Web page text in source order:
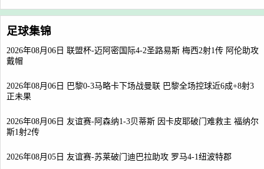
足球集锦
2026年08月06日 联盟杯-迈阿密国际4-2圣路易斯 梅西2射1传 阿伦助攻
戴帽
2026年08月06日 巴黎0-3马略卡下场战曼联 巴黎全场控球近6成+8射3
正未果
2026年08月06日 友谊赛-阿森纳1-3贝蒂斯 因卡皮耶破门难救主 福纳尔
斯1射2传
2026年08月05日 友谊赛-苏莱破门迪巴拉助攻 罗马4-1纽波特郡